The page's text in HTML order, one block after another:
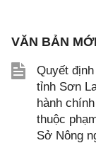
VĂN BẢN
Quyết
tỉnh Sơn
hành
thuộc
Sở Nông